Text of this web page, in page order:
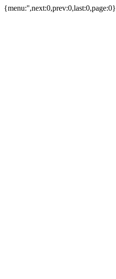
{menu:'',next:0,prev:0,last:0,page:0}